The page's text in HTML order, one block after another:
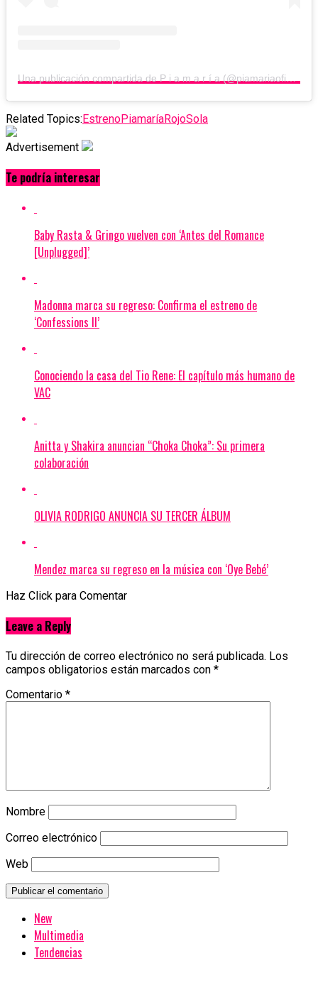
Related Topics:EstrenoPiamaríaRojoSola
Advertisement
Te podría interesar
Baby Rasta & Gringo vuelven con ‘Antes del Romance
[Unplugged]’
Madonna marca su regreso: Confirma el estreno de
‘Confessions II’
Conociendo la casa del Tio Rene: El capítulo más humano de
VAC
Anitta y Shakira anuncian “Choka Choka”: Su primera
colaboración
OLIVIA RODRIGO ANUNCIA SU TERCER ÁLBUM
Mendez marca su regreso en la música con ‘Oye Bebé’
Haz Click para Comentar
Leave a Reply
Tu dirección de correo electrónico no será publicada. Los
campos obligatorios están marcados con *
Comentario *
Nombre
Correo electrónico
Web
New
Multimedia
Tendencias